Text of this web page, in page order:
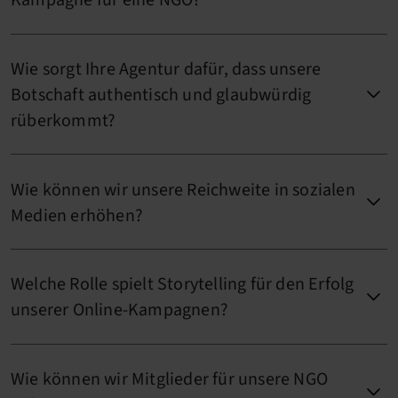
Wie sorgt Ihre Agentur dafür, dass unsere
Botschaft authentisch und glaubwürdig
rüberkommt?
Wie können wir unsere Reichweite in sozialen
Medien erhöhen?
Welche Rolle spielt Storytelling für den Erfolg
unserer Online-Kampagnen?
Wie können wir Mitglieder für unsere NGO